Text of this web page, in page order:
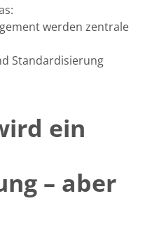
werden zentrale
Standardisierung
ein
– aber